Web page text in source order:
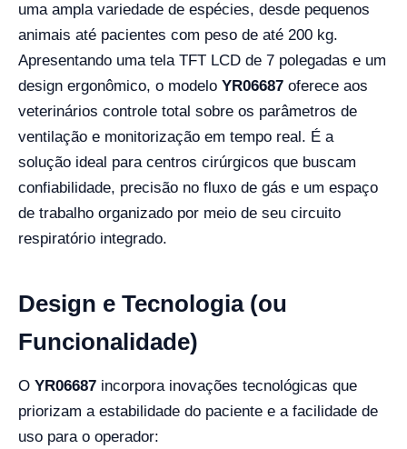
uma ampla variedade de espécies, desde pequenos
animais até pacientes com peso de até 200 kg.
Apresentando uma tela TFT LCD de 7 polegadas e um
design ergonômico, o modelo YR06687 oferece aos
veterinários controle total sobre os parâmetros de
ventilação e monitorização em tempo real. É a
solução ideal para centros cirúrgicos que buscam
confiabilidade, precisão no fluxo de gás e um espaço
de trabalho organizado por meio de seu circuito
respiratório integrado.
Design e Tecnologia (ou
Funcionalidade)
O YR06687 incorpora inovações tecnológicas que
priorizam a estabilidade do paciente e a facilidade de
uso para o operador: